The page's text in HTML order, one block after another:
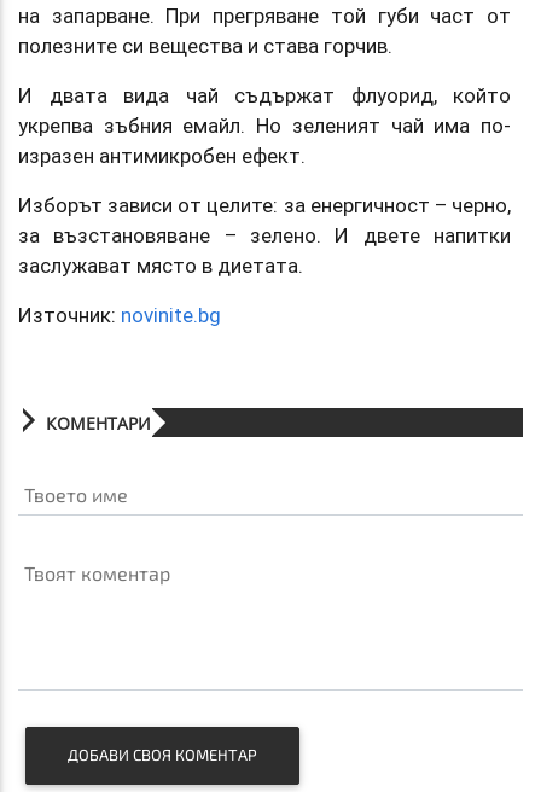
на запарване. При прегряване той губи част от
полезните си вещества и става горчив.
И двата вида чай съдържат флуорид, който
укрепва зъбния емайл. Но зеленият чай има по-
изразен антимикробен ефект.
Изборът зависи от целите: за енергичност – черно,
за възстановяване – зелено. И двете напитки
заслужават място в диетата.
Източник: novinite.bg
КОМЕНТАРИ
Твоето име
Твоят коментар
ДОБАВИ СВОЯ КОМЕНТАР